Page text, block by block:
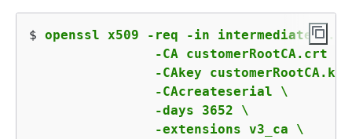
$ openssl x509 -req -in